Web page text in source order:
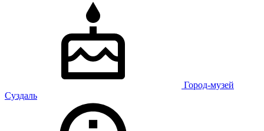
Город-музей
Суздаль